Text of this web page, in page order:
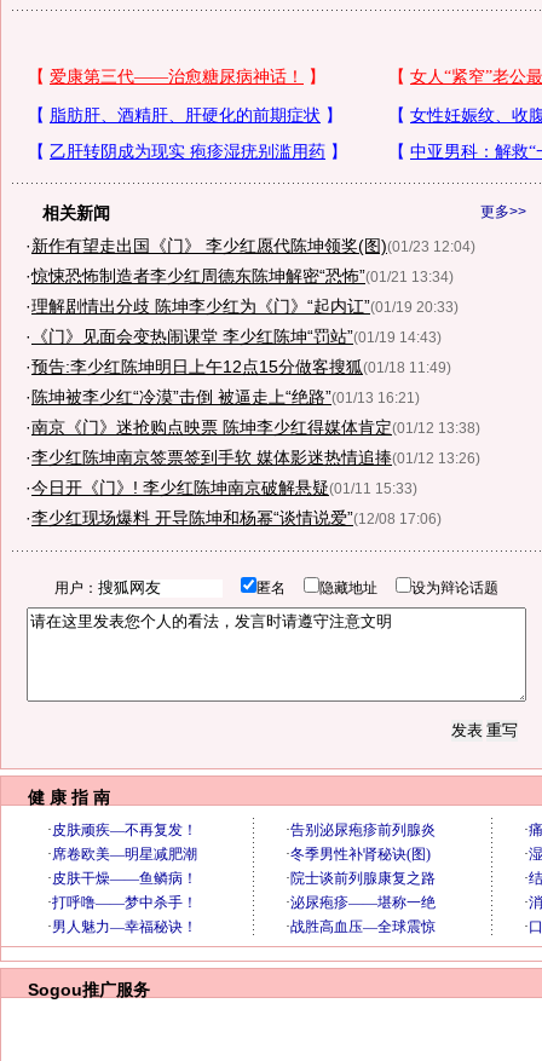
更多>>
相关新闻
·新作有望走出国《门》 李少红愿代陈坤领奖(图)(01/23 12:04)
·惊悚恐怖制造者李少红周德东陈坤解密“恐怖”(01/21 13:34)
·理解剧情出分歧 陈坤李少红为《门》“起内讧”(01/19 20:33)
· 《门》见面会变热闹课堂 李少红陈坤“罚站”(01/19 14:43)
·预告:李少红陈坤明日上午12点15分做客搜狐(01/18 11:49)
· 陈坤被李少红“冷漠”击倒 被逼走上“绝路”(01/13 16:21)
·南京《门》迷抢购点映票 陈坤李少红得媒体肯定(01/12 13:38)
·李少红陈坤南京签票签到手软 媒体影迷热情追捧(01/12 13:26)
·今日开《门》! 李少红陈坤南京破解悬疑(01/11 15:33)
·李少红现场爆料 开导陈坤和杨幂“谈情说爱”(12/08 17:06)
用户： 匿名 隐藏地址 设为辩论话题
健 康 指 南
Sogou推广服务